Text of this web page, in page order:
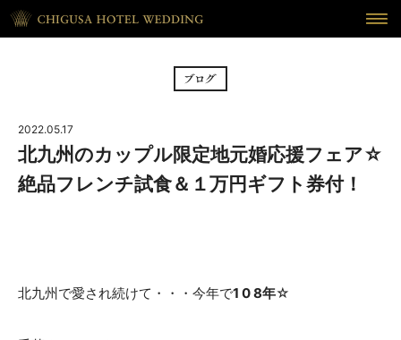
CEREMONY 挙式
RECEPTION 披露宴
ウェディング・レポート
2022.05.17
北九州のカップル限定地元婚応援フェア☆
絶品フレンチ試食＆１万円ギフト券付！
北九州で愛され続けて・・・今年で1 0 8年☆